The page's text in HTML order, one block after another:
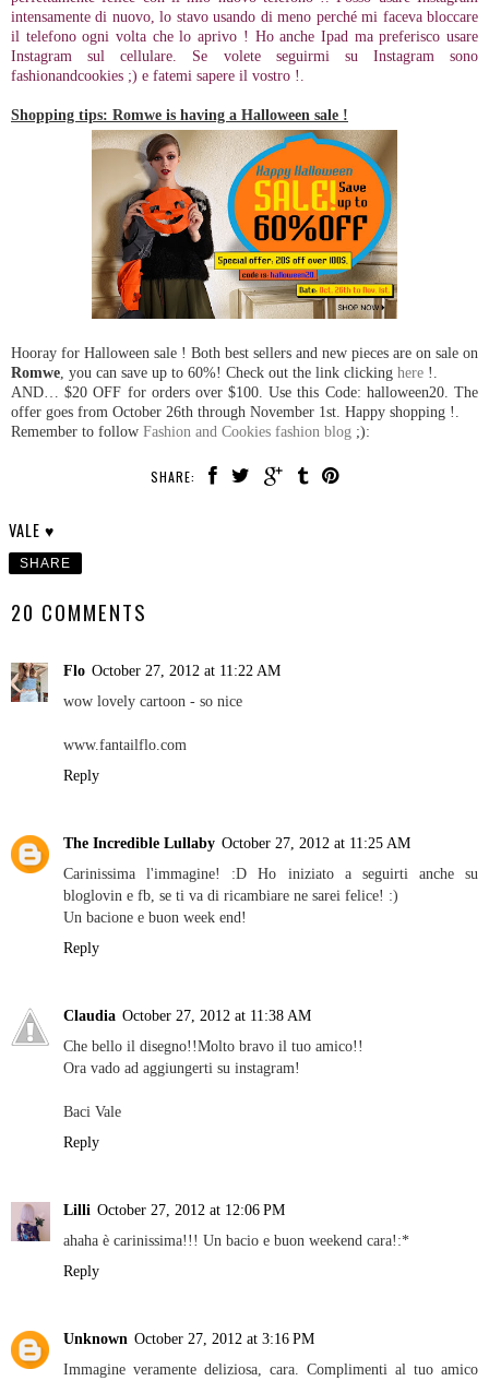
intensamente di nuovo, lo stavo usando di meno perché mi faceva bloccare
il telefono ogni volta che lo aprivo ! Ho anche Ipad ma preferisco usare
Instagram sul cellulare. Se volete seguirmi su Instagram sono
fashionandcookies ;) e fatemi sapere il vostro !.
Shopping tips: Romwe is having a Halloween sale !
Hooray for Halloween sale ! Both best sellers and new pieces are on sale on
Romwe , you can save up to 60%! Check out the link clicking here !.
AND… $20 OFF for orders over $100. Use this Code: halloween20. The
offer goes from October 26th through November 1st. Happy shopping !.
Remember to follow Fashion and Cookies fashion blog ;):
SHARE:
VALE ♥
SHARE
20 COMMENTS
Flo October 27, 2012 at 11:22 AM
wow lovely cartoon - so nice
www.fantailflo.com
Reply
The Incredible Lullaby October 27, 2012 at 11:25 AM
Carinissima l'immagine! :D Ho iniziato a seguirti anche su
bloglovin e fb, se ti va di ricambiare ne sarei felice! :)
Un bacione e buon week end!
Reply
Claudia October 27, 2012 at 11:38 AM
Che bello il disegno!!Molto bravo il tuo amico!!
Ora vado ad aggiungerti su instagram!
Baci Vale
Reply
Lilli October 27, 2012 at 12:06 PM
ahaha è carinissima!!! Un bacio e buon weekend cara!:*
Reply
Unknown October 27, 2012 at 3:16 PM
Immagine veramente deliziosa, cara. Complimenti al tuo amico